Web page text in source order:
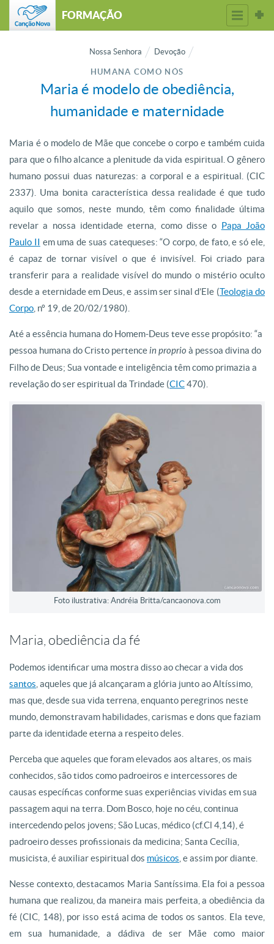
FORMAÇÃO
Nossa Senhora Devoção
HUMANA COMO NÓS
Maria é modelo de obediência,
humanidade e maternidade
Maria é o modelo de Mãe que concebe o corpo e também cuida
para que o filho alcance a plenitude da vida espiritual. O gênero
humano possui duas naturezas: a corporal e a espiritual. (CIC
2337). Uma bonita característica dessa realidade é que tudo
aquilo que somos, neste mundo, têm como finalidade última
revelar a nossa identidade eterna, como disse o Papa João
Paulo II em uma de suas catequeses: “O corpo, de fato, e só ele,
é capaz de tornar visível o que é invisível. Foi criado para
transferir para a realidade visível do mundo o mistério oculto
desde a eternidade em Deus, e assim ser sinal d’Ele (Teologia do
Corpo , nº 19, de 20/02/1980).
Até a essência humana do Homem-Deus teve esse propósito: “a
pessoa humana do Cristo pertencein proprio à pessoa divina do
Filho de Deus; Sua vontade e inteligência têm como primazia a
revelação do ser espiritual da Trindade (CIC470).
Foto ilustrativa: Andréia Britta/cancaonova.com
Maria, obediência da fé
Podemos identificar uma mostra disso ao checar a vida dos
santos , aqueles que já alcançaram a glória junto ao Altíssimo,
mas que, desde sua vida terrena, enquanto peregrinos neste
mundo, demonstravam habilidades, carismas e dons que faziam
parte da identidade eterna a respeito deles.
Perceba que aqueles que foram elevados aos altares, os mais
conhecidos, são tidos como padroeiros e intercessores de
causas específicas conforme suas experiências vividas em sua
passagem aqui na terra. Dom Bosco, hoje no céu, continua
intercedendo pelos jovens; São Lucas, médico (cf.Cl 4,14), é
padroeiro desses profissionais da medicina; Santa Cecília,
musicista, é auxiliar espiritual dos músicos , e assim por diante.
Nesse contexto, destacamos Maria Santíssima. Ela foi a pessoa
humana que realizou, da maneira mais perfeita, a obediência da
fé (CIC, 148), por isso está acima de todos os santos. Ela teve,
em sua humanidade, a dádiva de ser Mãe como maior